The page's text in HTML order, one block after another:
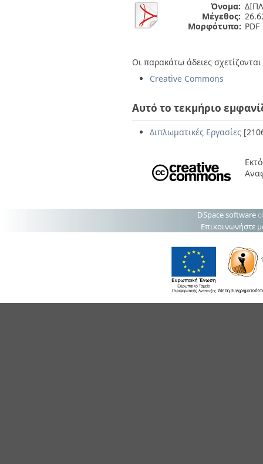
Όνομα:
Μέγεθος:
Μορφότυπο: PDF
Οι παρακάτω άδειες
Creative Commons
Αυτό το τεκμήριο
Διπλωματικές Εργασίες
DSpace software
Επικοινωνήστε